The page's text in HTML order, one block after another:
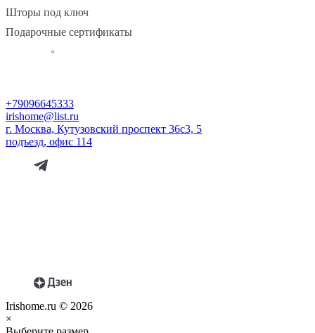
Шторы под ключ
Подарочные сертификаты
+79096645333
irishome@list.ru
г. Москва, Кутузовский проспект 36с3, 5
подъезд, офис 114
Irishome.ru © 2026
×